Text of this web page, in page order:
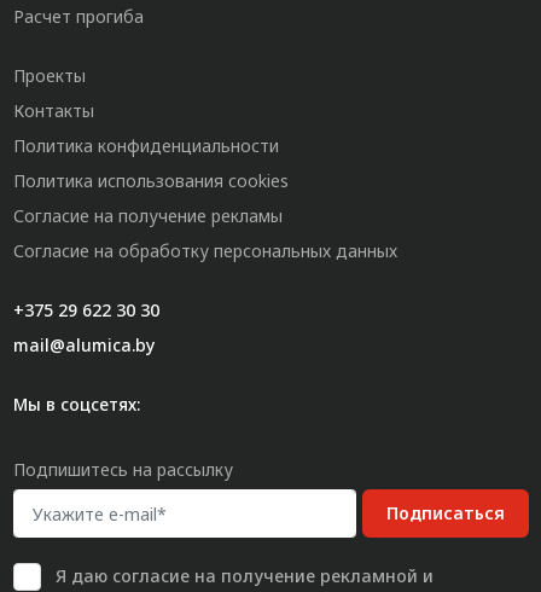
Расчет прогиба
Проекты
Контакты
Политика конфиденциальности
Политика использования cookies
Согласие на получение рекламы
Согласие на обработку персональных данных
+375 29 622 30 30
mail@alumica.by
Мы в соцсетях:
Подпишитесь на рассылку
Подписаться
Я даю согласиена получение рекламной и